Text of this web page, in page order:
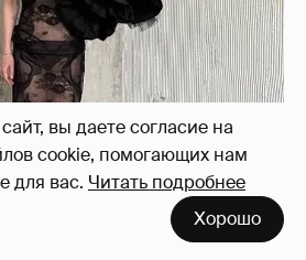
вы даете согласие на
cookie, помогающих нам
для вас. Читать подробнее
Хорошо